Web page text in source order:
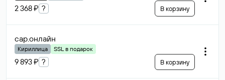
2 368 ₽ ? В корзину
сар.онлайн
Кириллица SSL в подарок
9 893 ₽ ? В корзину